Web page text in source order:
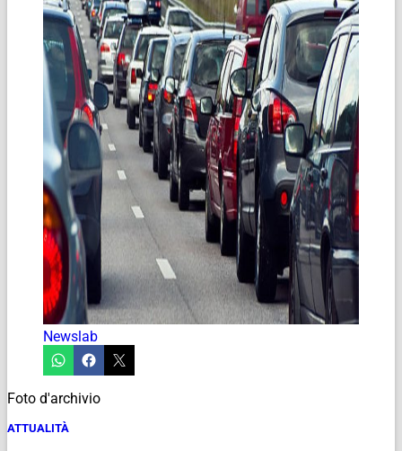
Newslab
Foto d'archivio
ATTUALITÀ